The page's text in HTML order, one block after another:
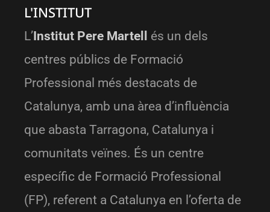
L'INSTITUT
L’Institut Pere Martell
és un dels
centres públics de Formació
Professional més destacats de
Catalunya, amb una àrea d’influència
que abasta Tarragona, Catalunya i
comunitats veïnes. És un centre
específic de Formació Professional
(FP), referent a Catalunya en l’oferta de